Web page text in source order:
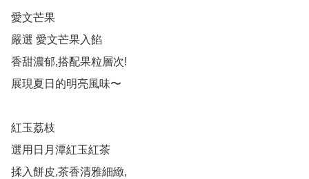
愛文芒果
嚴選 愛文芒果入餡
香甜濃郁,搭配果粒層次!
展現夏日的明亮風味〜
紅玉荔枝
選用日月潭紅玉紅茶
揉入餅皮,茶香清雅細緻,